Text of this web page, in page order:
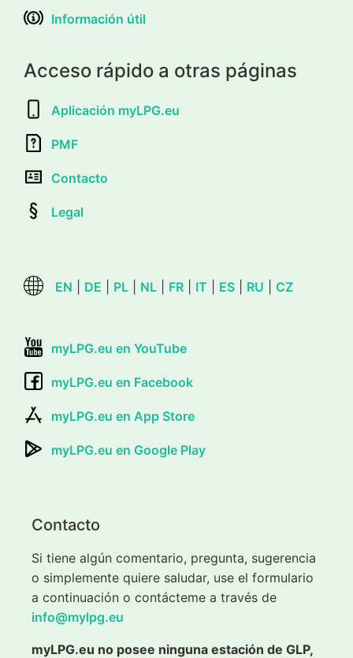
Información útil
Acceso rápido a otras páginas
Aplicación myLPG.eu
PMF
Contacto
Legal
EN DE PL NL FR IT ES RU CZ
myLPG.eu en YouTube
myLPG.eu en Facebook
myLPG.eu en App Store
myLPG.eu en Google Play
Contacto
Si tiene algún comentario, pregunta, sugerencia
o simplemente quiere saludar, use el formulario
a continuación o contácteme a través de
info@mylpg.eu
myLPG.eu no posee ninguna estación de GLP,